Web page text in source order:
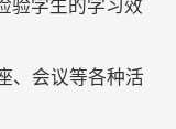
验学生的学习效
、会议等各种活